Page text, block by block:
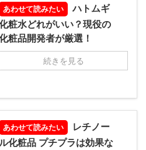
あわせて読みたい
ハトムギ
粧水どれがいい？現役の
粧品開発者が厳選！
続きを見る
あわせて読みたい
レチノー
化粧品 プチプラは効果な